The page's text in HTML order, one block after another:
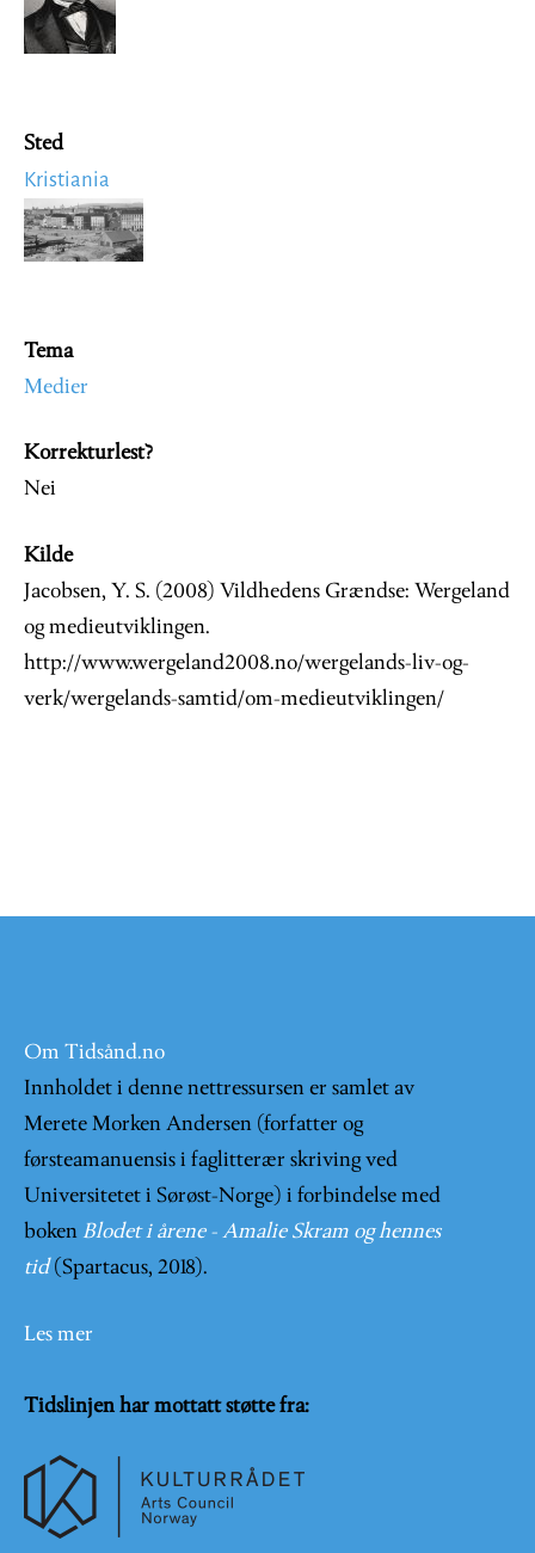
Sted
Kristiania
Image
Tema
Medier
Korrekturlest?
Nei
Kilde
Jacobsen, Y. S. (2008) Vildhedens Grændse: Wergeland
og medieutviklingen.
http://www.wergeland2008.no/wergelands-liv-og-
verk/wergelands-samtid/om-medieutviklingen/
Om Tidsånd.no
Innholdet i denne nettressursen er samlet av
Merete Morken Andersen (forfatter og
førsteamanuensis i faglitterær skriving ved
Universitetet i Sørøst-Norge) i forbindelse med
boken Blodet i årene - Amalie Skram og hennes
tid (Spartacus, 2018).
Les mer
Tidslinjen har mottatt støtte fra: